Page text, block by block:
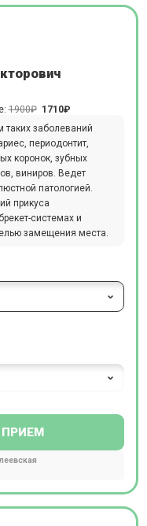
1900₽ 1710₽
таких заболеваний
периодонтит,
коронок, зубных
виниров. Ведет
патологией.
прикуса
системах и
замещения места.
ПРИЕМ